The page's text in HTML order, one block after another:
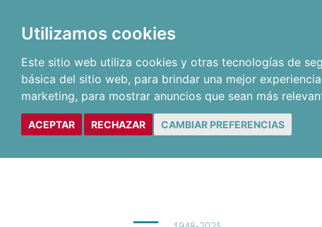
Utilizamos cookies
Este sitio web utiliza cookies y otras tecnologías de
básica del sitio web, para brindar una mejor
marketing, para mostrar anuncios que sean más
ACEPTAR RECHAZAR CAMBIAR PREFERENCIAS